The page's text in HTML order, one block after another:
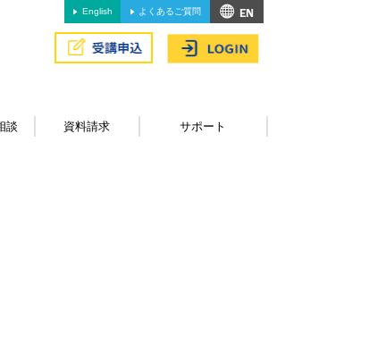
English よくあるご質問
談 資料請求 サポート